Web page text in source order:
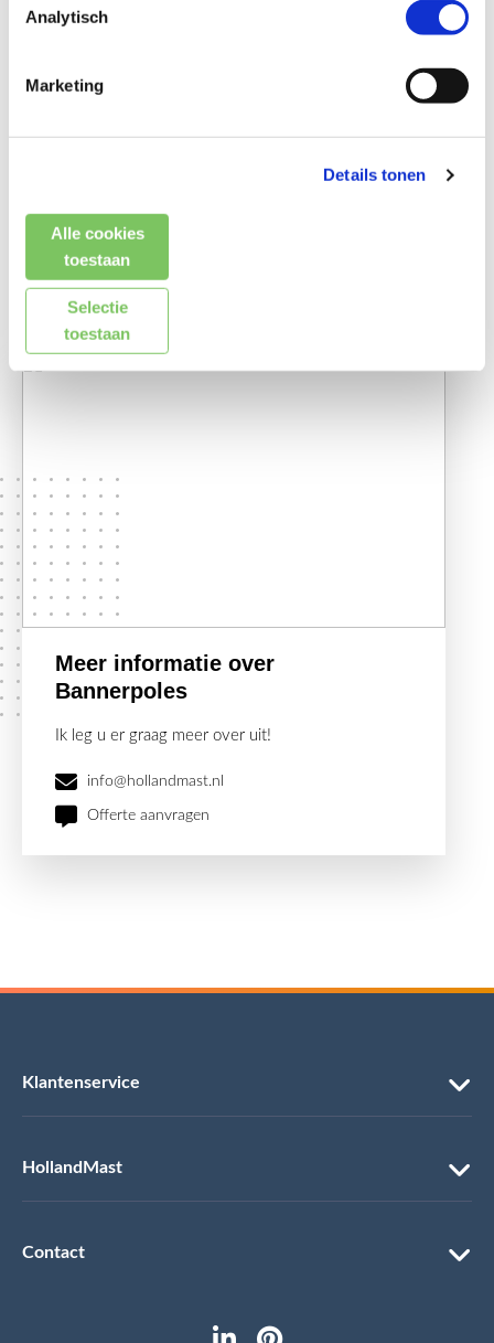
Analytisch
Marketing
Details tonen
Alle cookies
toestaan
Selectie
toestaan
Meer informatie over
Bannerpoles
Ik leg u er graag meer over uit!
info@hollandmast.nl
Offerte aanvragen
hoogwaardige materialen en de doordachte installatie maken
BiedenBannerpolesook een uitkomst voor het promoten van uw
bedrijf? Neemt u contact met ons op, we denken graag met u
gebruikt u het contactformulier. Met meer dan 30 jaar ervaring
komen we met een passend advies.
Klantenservice
HollandMast
Contact